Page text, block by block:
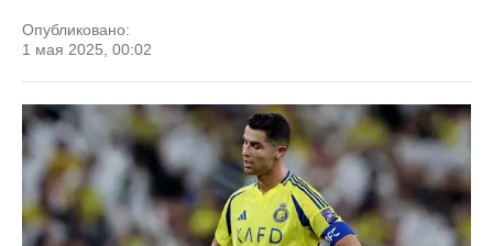
Опубликовано:
1 мая 2025, 00:02